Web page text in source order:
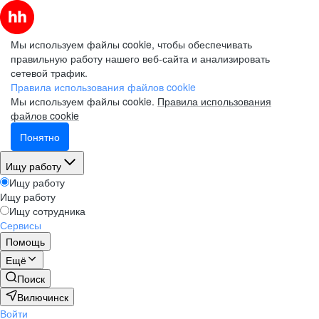
Мы используем файлы cookie, чтобы обеспечивать
правильную работу нашего веб-сайта и анализировать
сетевой трафик.
Правила использования файлов cookie
Мы используем файлы cookie. Правила использования
файлов cookie
Понятно
Ищу работу
Ищу работу
Ищу работу
Ищу сотрудника
Сервисы
Помощь
Ещё
Поиск
Вилючинск
Войти